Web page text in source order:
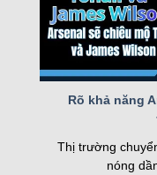
Một số
Trang web sở
ứng nhu cầu của
Rõ khả năng
Thị trường
nóng